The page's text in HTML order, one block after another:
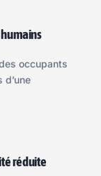
occupants
réduite